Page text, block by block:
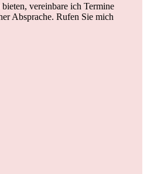
vereinbare ich Termine
Absprache. Rufen Sie mich